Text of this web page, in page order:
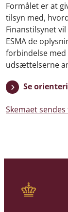
Formålet er at
tilsyn med,
Finanstilsynet
ESMA de
forbindelse med
udsættelserne
Se
Skemaet